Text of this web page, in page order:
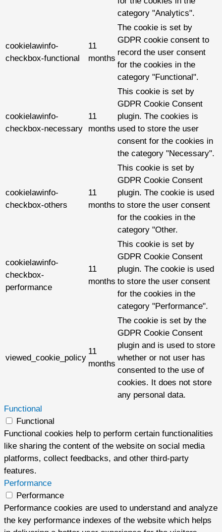
category "Analytics".
cookielawinfo-
checkbox-functional
11
months
The cookie is set by
GDPR cookie consent to
record the user consent
for the cookies in the
category "Functional".
cookielawinfo-
checkbox-necessary
11
months
This cookie is set by
GDPR Cookie Consent
plugin. The cookies is
used to store the user
consent for the cookies in
the category "Necessary".
cookielawinfo-
checkbox-others
11
months
This cookie is set by
GDPR Cookie Consent
plugin. The cookie is used
to store the user consent
for the cookies in the
category "Other.
cookielawinfo-
checkbox-
performance
11
months
This cookie is set by
GDPR Cookie Consent
plugin. The cookie is used
to store the user consent
for the cookies in the
category "Performance".
viewed_cookie_policy
11
months
The cookie is set by the
GDPR Cookie Consent
plugin and is used to store
whether or not user has
consented to the use of
cookies. It does not store
any personal data.
Functional
Functional
Functional cookies help to perform certain functionalities
like sharing the content of the website on social media
platforms, collect feedbacks, and other third-party
features.
Performance
Performance
Performance cookies are used to understand and analyze
the key performance indexes of the website which helps